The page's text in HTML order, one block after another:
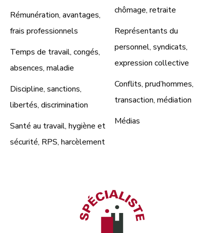
Rémunération, avantages,
frais professionnels
Temps de travail, congés,
absences, maladie
Discipline, sanctions,
libertés, discrimination
Santé au travail, hygiène et
sécurité, RPS, harcèlement
chômage, retraite
Représentants du
personnel, syndicats,
expression collective
Conflits, prud’hommes,
transaction, médiation
Médias